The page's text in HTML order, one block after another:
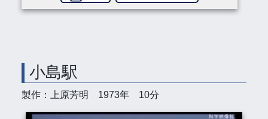
小島駅
製作：上原芳明 1973年 10分